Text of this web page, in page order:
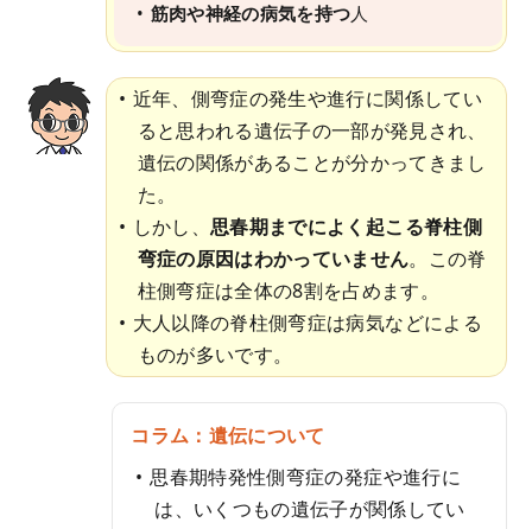
筋肉や神経の病気を持つ人
近年、側弯症の発生や進行に関係してい
ると思われる遺伝子の一部が発見され、
遺伝の関係があることが分かってきまし
た。
しかし、思春期までによく起こる脊柱側
弯症の原因はわかっていません。この脊
柱側弯症は全体の8割を占めます。
大人以降の脊柱側弯症は病気などによる
ものが多いです。
コラム：遺伝について
思春期特発性側弯症の発症や進行に
は、いくつもの遺伝子が関係してい